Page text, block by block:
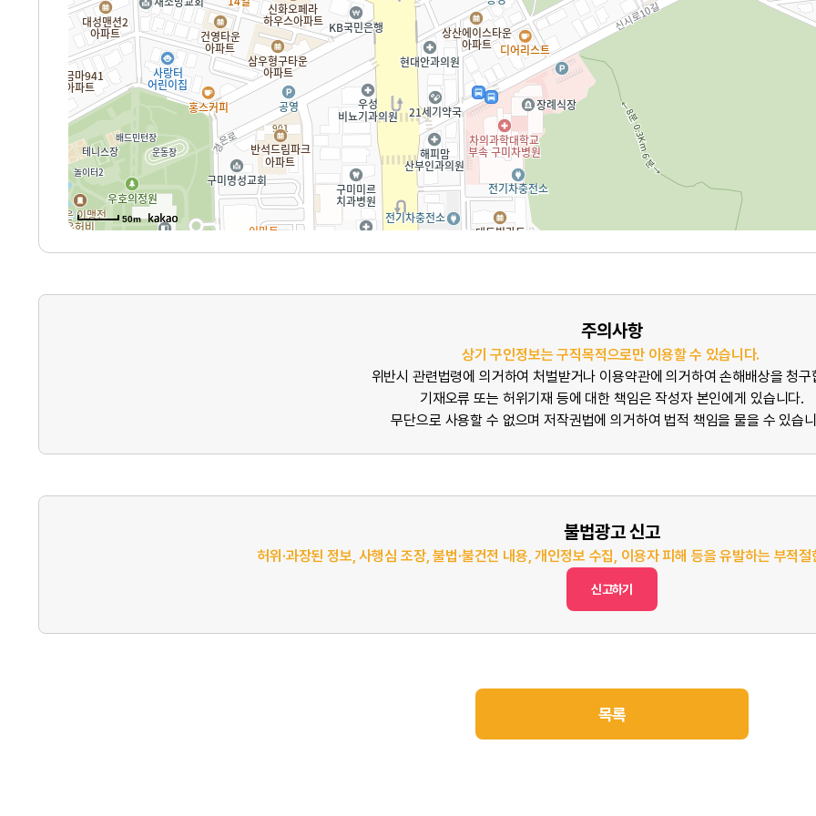
50m
주의사항
상기 구인정보는 구직목적으로만 이용할 수 있습니다.
위반시 관련법령에 의거하여 처벌받거나 이용약관에 의거하여 손해배상을 청구
기재오류 또는 허위기재 등에 대한 책임은 작성자 본인에게 있습니다.
무단으로 사용할 수 없으며 저작권법에 의거하여 법적 책임을 물을 수 있습
불법광고 신고
허위·과장된 정보, 사행심 조장, 불법·불건전 내용, 개인정보 수집, 이용자 피해 등을 유발하는 부적
신고하기
목록